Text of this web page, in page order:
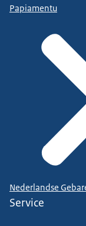
Papiamentu
Nederlandse
Service